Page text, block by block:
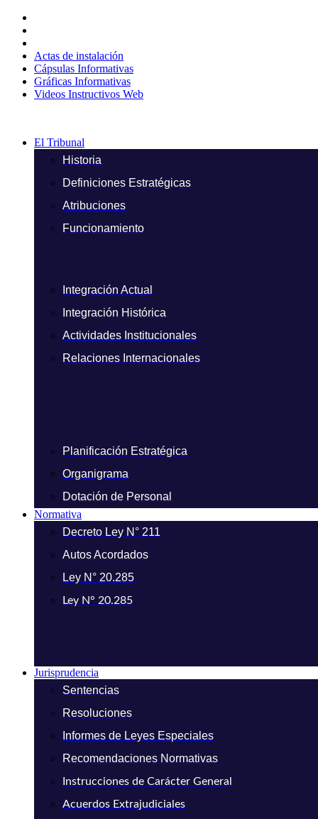
contenido
Actas de instalación
Cápsulas Informativas
Gráficas Informativas
Videos Instructivos Web
El Tribunal
Historia
Definiciones Estratégicas
Atribuciones
Funcionamiento
Integración Actual
Integración Histórica
Actividades Institucionales
Relaciones Internacionales
Planificación Estratégica
Organigrama
Dotación de Personal
Normativa
Decreto Ley N° 211
Autos Acordados
Ley N° 20.285
Ley N° 20.285
Jurisprudencia
Sentencias
Resoluciones
Informes de Leyes Especiales
Recomendaciones Normativas
Instrucciones de Carácter General
Acuerdos Extrajudiciales